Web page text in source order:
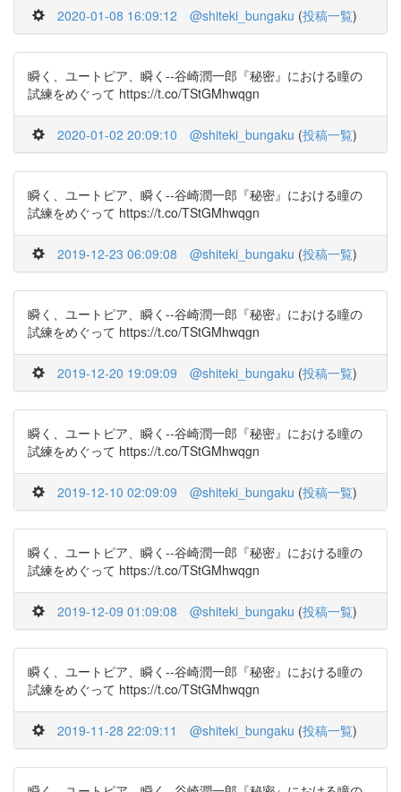
2020-01-08 16:09:12 @shiteki_bungaku (投稿一覧)
瞬く、ユートピア、瞬く--谷崎潤一郎『秘密』における瞳の
試練をめぐって https://t.co/TStGMhwqgn
2020-01-02 20:09:10 @shiteki_bungaku (投稿一覧)
瞬く、ユートピア、瞬く--谷崎潤一郎『秘密』における瞳の
試練をめぐって https://t.co/TStGMhwqgn
2019-12-23 06:09:08 @shiteki_bungaku (投稿一覧)
瞬く、ユートピア、瞬く--谷崎潤一郎『秘密』における瞳の
試練をめぐって https://t.co/TStGMhwqgn
2019-12-20 19:09:09 @shiteki_bungaku (投稿一覧)
瞬く、ユートピア、瞬く--谷崎潤一郎『秘密』における瞳の
試練をめぐって https://t.co/TStGMhwqgn
2019-12-10 02:09:09 @shiteki_bungaku (投稿一覧)
瞬く、ユートピア、瞬く--谷崎潤一郎『秘密』における瞳の
試練をめぐって https://t.co/TStGMhwqgn
2019-12-09 01:09:08 @shiteki_bungaku (投稿一覧)
瞬く、ユートピア、瞬く--谷崎潤一郎『秘密』における瞳の
試練をめぐって https://t.co/TStGMhwqgn
2019-11-28 22:09:11 @shiteki_bungaku (投稿一覧)